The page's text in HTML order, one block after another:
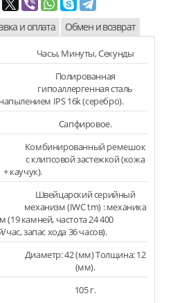
и оплата Обмен и возврат
Часы, Минуты, Секунды
Полированная
гипоаллергенная сталь
IPS 16k (серебро).
Сапфировое.
Комбинированный ремешок
с клипсовой застежкой (кожа
+ каучук).
Швейцарский серийный
механизм (IWC tm) : механика
(19 камней, частота 24 400
запас хода 36 часов).
Диаметр: 42 (мм) Толщина: 12
(мм).
105 г.